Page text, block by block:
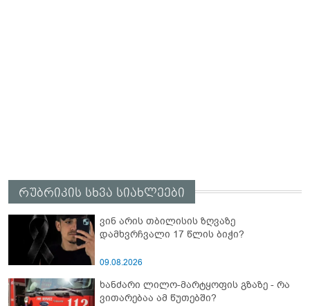
რუბრიკის სხვა სიახლეები
ვინ არის თბილისის ზღვაზე
დამხვრჩვალი 17 წლის ბიჭი?
09.08.2026
ხანძარი ლილო-მარტყოფის გზაზე - რა
ვითარებაა ამ წუთებში?